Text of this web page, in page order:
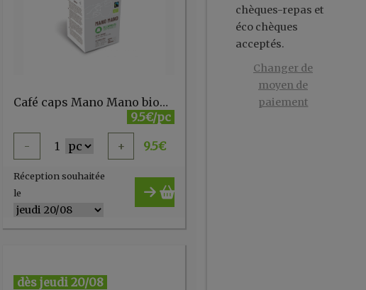
Café caps Mano Mano biocompostable 20pc Cafés Liégeois
9.5€/pc
- 1 + 9.5€
Réception souhaitée
le
dès jeudi 20/08
chèques-repas et
éco chèques
acceptés.
Changer de
moyen de
paiement